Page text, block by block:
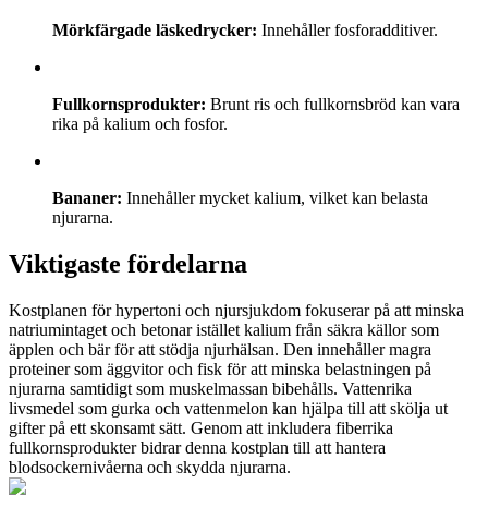
Mörkfärgade läskedrycker: Innehåller fosforadditiver.
Fullkornsprodukter: Brunt ris och fullkornsbröd kan vara
rika på kalium och fosfor.
Bananer: Innehåller mycket kalium, vilket kan belasta
njurarna.
Viktigaste fördelarna
Kostplanen för hypertoni och njursjukdom fokuserar på att minska
natriumintaget och betonar istället kalium från säkra källor som
äpplen och bär för att stödja njurhälsan. Den innehåller magra
proteiner som äggvitor och fisk för att minska belastningen på
njurarna samtidigt som muskelmassan bibehålls. Vattenrika
livsmedel som gurka och vattenmelon kan hjälpa till att skölja ut
gifter på ett skonsamt sätt. Genom att inkludera fiberrika
fullkornsprodukter bidrar denna kostplan till att hantera
blodsockernivåerna och skydda njurarna.